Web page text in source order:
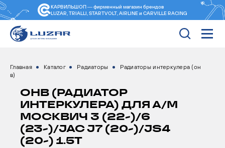
КАРВИЛЬШОП — фирменный магазин брендов
LUZAR, TRIALLI, STARTVOLT, AIRLINE и CARVILLE RACING
Главная Каталог Радиаторы
Радиаторы интеркулера (он
в)
ОНВ (РАДИАТОР
ИНТЕРКУЛЕРА) ДЛЯ А/М
МОСКВИЧ 3 (22-)/6
(23-)/JAC J7 (20-)/JS4
(20-) 1.5T